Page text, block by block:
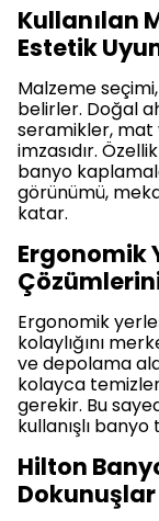
Kullanılan
Estetik
Malzeme
belirler. Doğal
seramikler, mat
imzasıdır.
banyo
görünümü,
katar.
Ergonomik
Ergonomik
kolaylığını
ve depolama
kolayca
gerekir. Bu
kullanışlı
Hilton
Dokunuşlar